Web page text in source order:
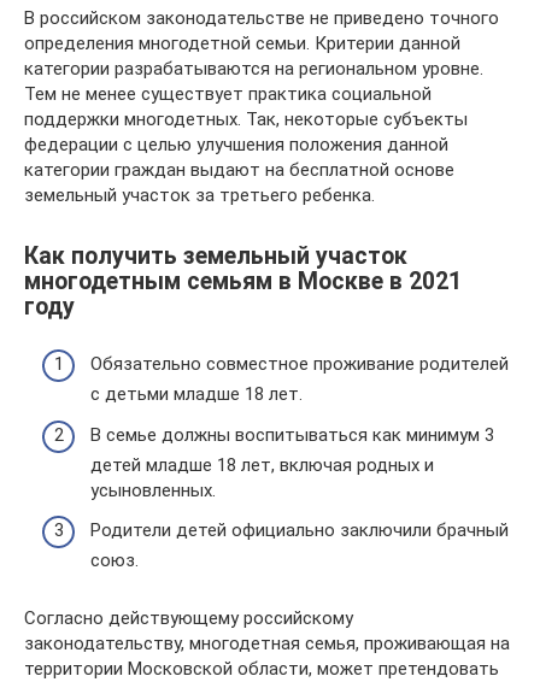
В российском законодательстве не приведено точного
определения многодетной семьи. Критерии данной
категории разрабатываются на региональном уровне.
Тем не менее существует практика социальной
поддержки многодетных. Так, некоторые субъекты
федерации с целью улучшения положения данной
категории граждан выдают на бесплатной основе
земельный участок за третьего ребенка.
Как получить земельный участок
многодетным семьям в Москве в 2021
году
Обязательно совместное проживание родителей
с детьми младше 18 лет.
В семье должны воспитываться как минимум 3
детей младше 18 лет, включая родных и
усыновленных.
Родители детей официально заключили брачный
союз.
Согласно действующему российскому
законодательству, многодетная семья, проживающая на
территории Московской области, может претендовать